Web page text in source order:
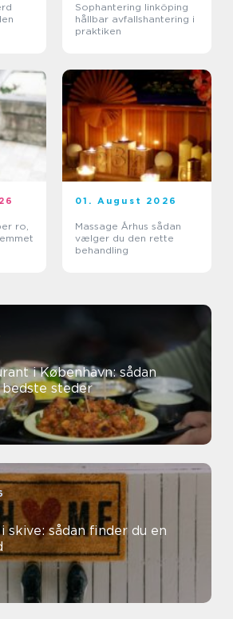
Sophantering linköping
hållbar avfallshantering i
praktiken
ro,
01. August 2026
Massage Århus sådan
vælger du den rette
behandling
i København: sådan
steder
skive: sådan finder du en